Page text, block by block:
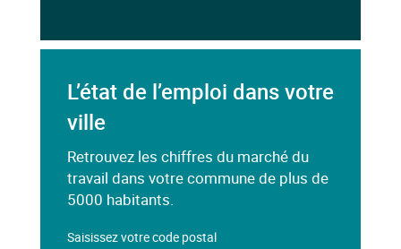
L’état de l’emploi dans votre
ville
Retrouvez les chiffres du marché du
travail dans votre commune de plus de
5000 habitants.
Saisissez votre code postal